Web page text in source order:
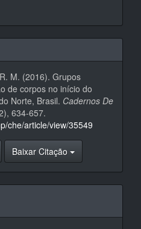
M. (2016). Grupos
de corpos no início do
Norte, Brasil. Cadernos De
634-657.
che/article/view/35549
Baixar Citação